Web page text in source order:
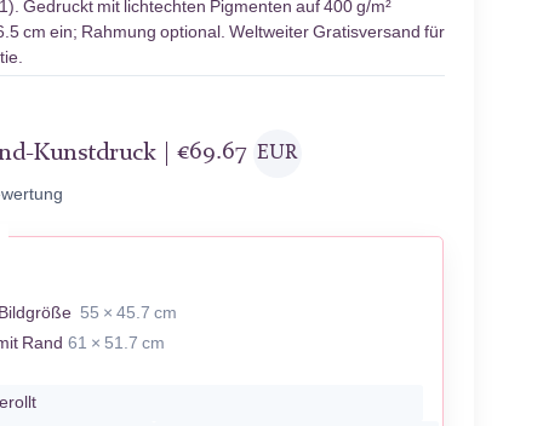
Gedruckt mit lichtechten Pigmenten auf 400 g/m²
cm ein; Rahmung optional. Weltweiter Gratisversand für
Kunstdruck |€69.67 EUR
55 × 45.7 cm
Rand 61 × 51.7 cm